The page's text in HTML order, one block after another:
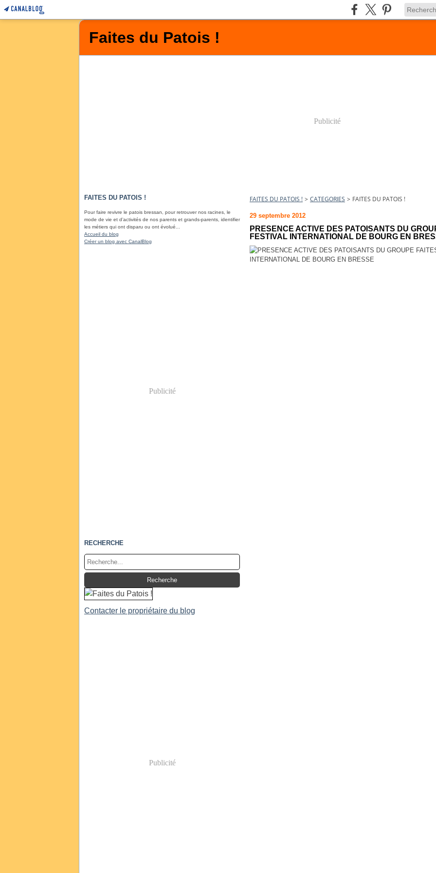
Faites du Patois !
Publicité
FAITES DU PATOIS !
Pour faire revivre le patois bressan, pour retrouver nos racines, le
mode de vie et d’activités de nos parents et grands-parents, identifier
les métiers qui ont disparu ou ont évolué...
Accueil du blog
Créer un blog avec CanalBlog
Publicité
RECHERCHE
Contacter le propriétaire du blog
Publicité
FAITES DU PATOIS ! > CATEGORIES > FAITES DU PATOIS !
29 septembre 2012
PRESENCE ACTIVE DES PATOISANTS DU
FESTIVAL INTERNATIONAL DE BOURG EN